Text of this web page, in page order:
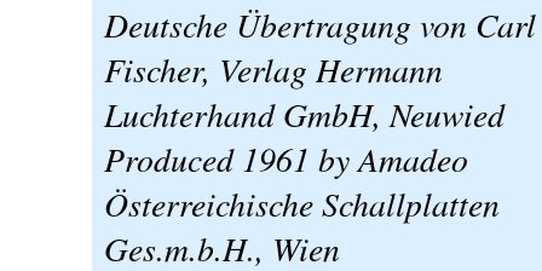
Deutsche Übertragung von Carl
Fischer, Verlag Hermann
Luchterhand GmbH, Neuwied
Produced 1961 by Amadeo
Österreichische Schallplatten
Ges.m.b.H., Wien